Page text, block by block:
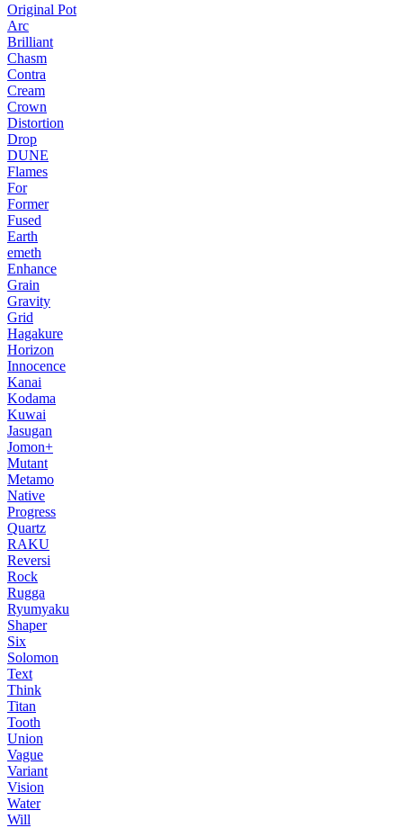
Original Pot
Arc
Brilliant
Chasm
Contra
Cream
Crown
Distortion
Drop
DUNE
Flames
For
Former
Fused
Earth
emeth
Enhance
Grain
Gravity
Grid
Hagakure
Horizon
Innocence
Kanai
Kodama
Kuwai
Jasugan
Jomon+
Mutant
Metamo
Native
Progress
Quartz
RAKU
Reversi
Rock
Rugga
Ryumyaku
Shaper
Six
Solomon
Text
Think
Titan
Tooth
Union
Vague
Variant
Vision
Water
Will